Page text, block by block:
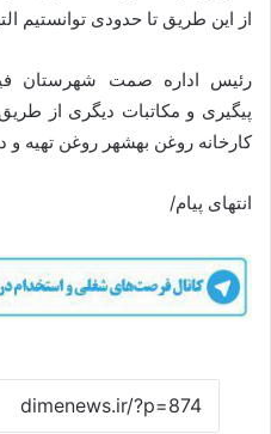
از این طریق تا حدودی توانستیم
رئیس اداره صمت شهرستان
پیگیری و مکاتبات دیگری از
کارخانه روغن بهشهر روغن تهیه
انتهای پیام/